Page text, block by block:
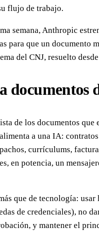
flujo de trabajo.
semana, Anthropic
para que un documento
del CNJ, resuelto
documentos
de los documentos
a una IA:
currículums,
en potencia, un
que de tecnología: usar
de credenciales), no
y mantener el